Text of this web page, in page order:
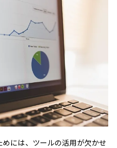
には、ツールの活用が欠かせ